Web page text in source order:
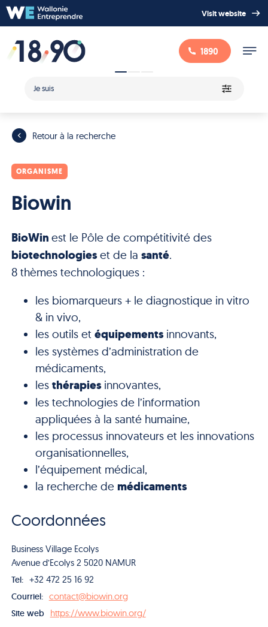
Visit website
1890
Je suis
Retour à la recherche
ORGANISME
Biowin
BioWin est le Pôle de compétitivité des
biotechnologieset de la santé.
8 thèmes technologiques :
les biomarqueurs + le diagnostique in vitro
& in vivo,
les outils et équipementsinnovants,
les systèmes d’administration de
médicaments,
les thérapiesinnovantes,
les technologies de l’information
appliquées à la santé humaine,
les processus innovateurs et les innovations
organisationnelles,
l’équipement médical,
la recherche de médicaments
Coordonnées
Business Village Ecolys
Avenue d’Ecolys 2 5020 NAMUR
Tel: +32 472 25 16 92
Courriel: contact@biowin.org
Site web https://www.biowin.org/